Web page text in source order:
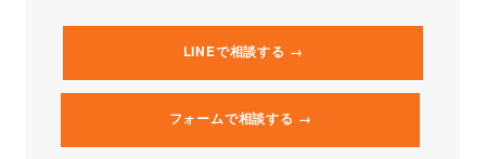
LINEで相談する →
フォームで相談する →